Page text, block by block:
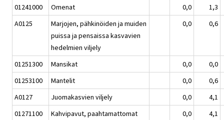
01241000 Omenat 0,0
1,3
A0125
Marjojen, pähkinöiden ja muiden
puissa ja pensaissa kasvavien
hedelmien viljely
0,0 0,6
01251300 Mansikat 0,0
0,0
01253100
Mantelit 0,0
0,6
A0127
Juomakasvien viljely 0,0
4,1
01271100
Kahvipavut, paahtamattomat 0,0
4,1